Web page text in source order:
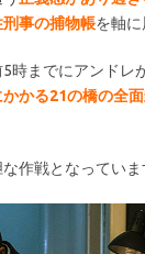
事の捕物帳を軸に
時までにアンドレ
かる21の橋の全
作戦となっていま